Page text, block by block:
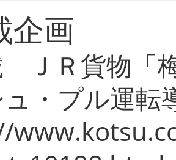
企画
ＪＲ貨物「
・プル運転